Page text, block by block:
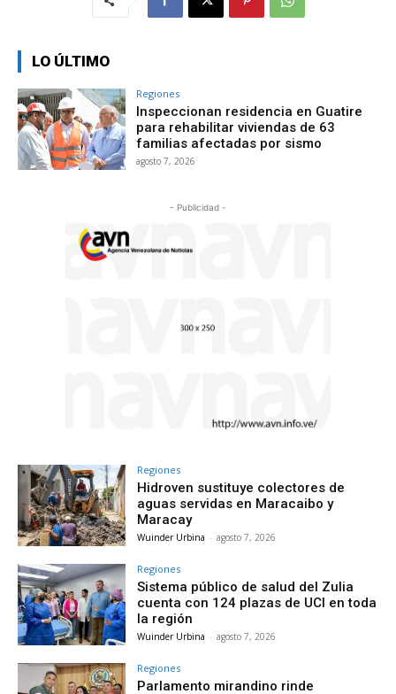
LO ÚLTIMO
Regiones
Inspeccionan residencia en Guatire
para rehabilitar viviendas de 63
familias afectadas por sismo
agosto 7, 2026
- Publicidad -
Regiones
Hidroven sustituye colectores de
aguas servidas en Maracaibo y
Maracay
Wuinder Urbina - agosto 7, 2026
Regiones
Sistema público de salud del Zulia
cuenta con 124 plazas de UCI en toda
la región
Wuinder Urbina - agosto 7, 2026
Regiones
Parlamento mirandino rinde